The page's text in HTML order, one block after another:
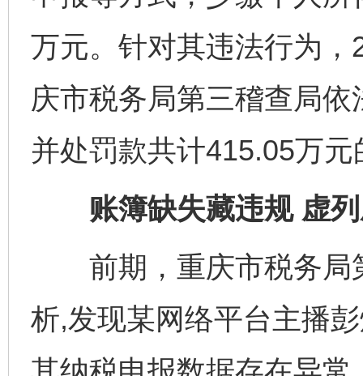
万元。针对其违法行为
庆市税务局第三稽查局
并处罚款共计415.05万
账簿缺失藏违规 虚列
前期，重庆市税务局
析,发现某网络平台主播